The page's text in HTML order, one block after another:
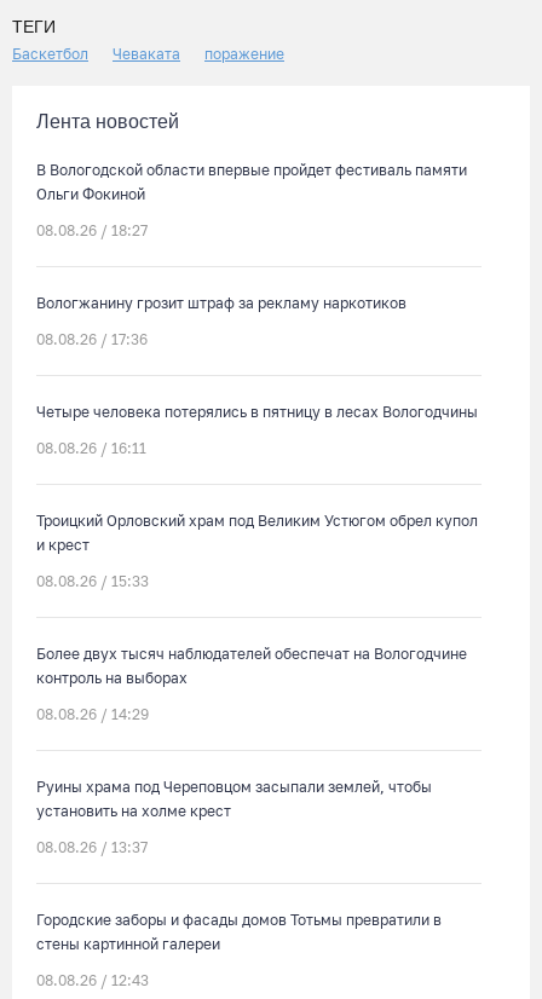
ТЕГИ
Баскетбол Чеваката поражение
Лента новостей
В Вологодской области впервые пройдет фестиваль памяти
Ольги Фокиной
08.08.26 / 18:27
Вологжанину грозит штраф за рекламу наркотиков
08.08.26 / 17:36
Четыре человека потерялись в пятницу в лесах Вологодчины
08.08.26 / 16:11
Троицкий Орловский храм под Великим Устюгом обрел купол
и крест
08.08.26 / 15:33
Более двух тысяч наблюдателей обеспечат на Вологодчине
контроль на выборах
08.08.26 / 14:29
Руины храма под Череповцом засыпали землей, чтобы
установить на холме крест
08.08.26 / 13:37
Городские заборы и фасады домов Тотьмы превратили в
стены картинной галереи
08.08.26 / 12:43